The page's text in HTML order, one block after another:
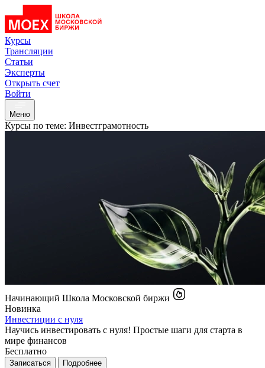
Курсы
Трансляции
Статьи
Эксперты
Открыть счет
Войти
Меню
Курсы по теме: Инвестграмотность
Начинающий Школа Московской биржи
Новинка
Инвестиции с нуля
Научись инвестировать с нуля! Простые шаги для старта в
мире финансов
Бесплатно
Записаться Подробнее